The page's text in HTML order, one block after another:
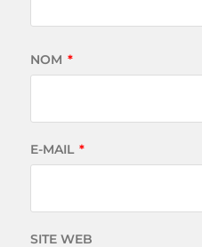
NOM *
E-MAIL *
SITE WEB